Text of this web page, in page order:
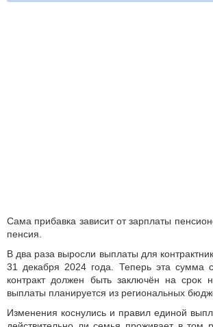
Сама прибавка зависит от зарплаты
пенсия.
В два раза выросли выплаты для
31 декабря 2024 года. Теперь эта сумма
контракт должен быть заключён на срок
выплаты планируется из региональных
Изменения коснулись и правил единой